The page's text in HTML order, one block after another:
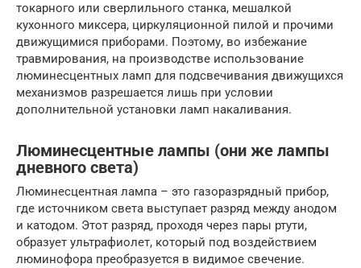
токарного или сверлильного станка, мешалкой
кухонного миксера, циркуляционной пилой и прочими
движущимися приборами. Поэтому, во избежание
травмирования, на производстве использование
люминесцентных ламп для подсвечивания движущихся
механизмов разрешается лишь при условии
дополнительной установки ламп накаливания.
Люминесцентные лампы (они же лампы
дневного света)
Люминесцентная лампа – это газоразрядный прибор,
где источником света выступает разряд между анодом
и катодом. Этот разряд, проходя через пары ртути,
образует ультрафиолет, который под воздействием
люминофора преобразуется в видимое свечение.